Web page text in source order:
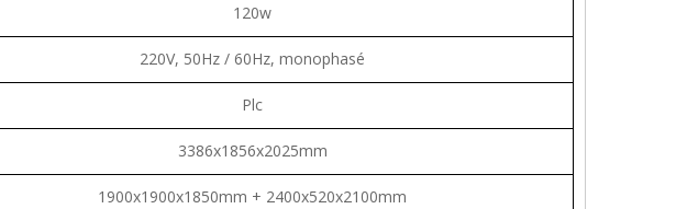
120w
220V, 50Hz / 60Hz, monophasé
Plc
3386x1856x2025mm
1900x1900x1850mm + 2400x520x2100mm